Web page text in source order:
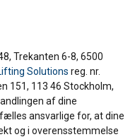
Trekanten 6-8, 6500
Solutions reg. nr.
151, 113 46 Stockholm,
af dine
ansvarlige for, at dine
og i overensstemmelse